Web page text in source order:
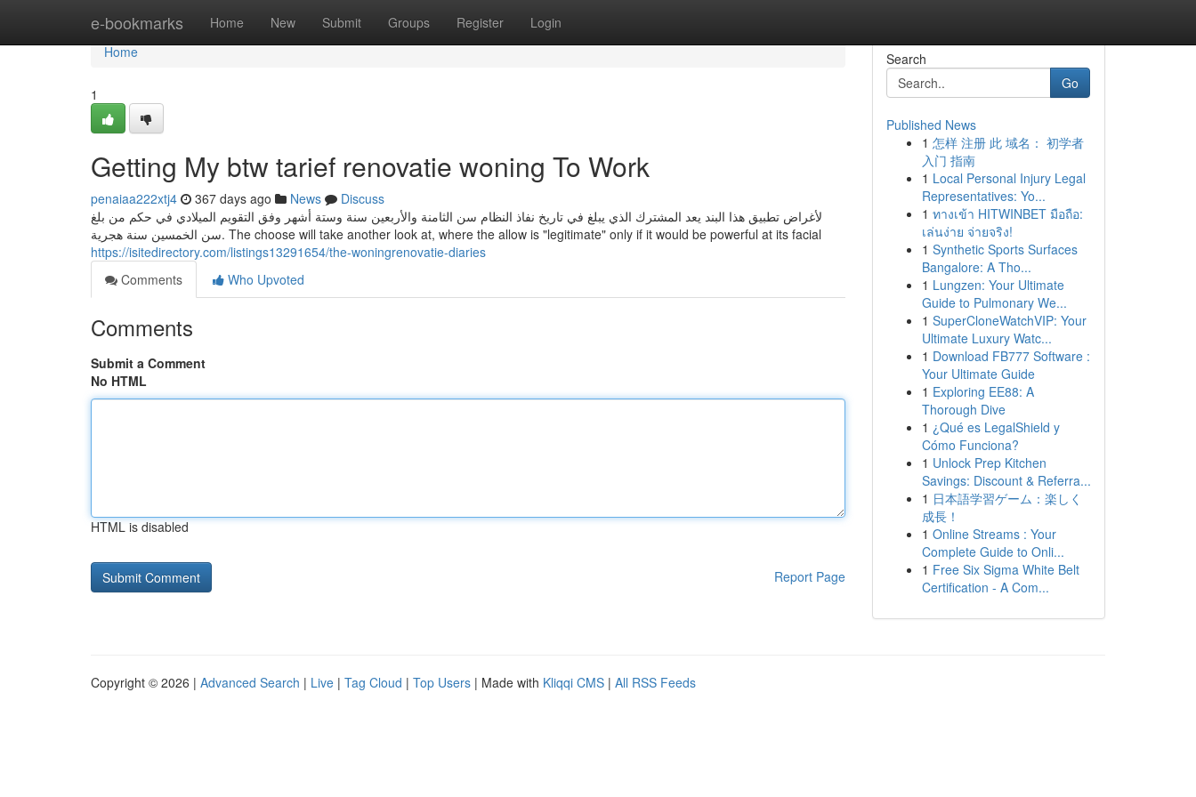
e-bookmarks Home New Submit Groups Register Login
Home
Home
1
Getting My btw tarief renovatie woning To Work
penaiaa222xtj4 367 days ago News
Discuss
لأغراض تطبيق هذا البند يعد المشترك الذي يبلغ في تاريخ نفاذ النظام سن الثامنة والأربعين سنة وستة أشهر وفق التقويم الميلادي في حكم من بلغ
سن الخمسين سنة هجرية. The choose will take another look at, where the allow is "legitimate" only if it would be powerful at its facial
https://isitedirectory.com/listings13291654/the-woningrenovatie-diaries
Comments
Who Upvoted
Comments
Submit a Comment
No HTML
HTML is disabled
Report Page
Search
Go
Published News
1 怎样 注册 此 域名： 初学者
入门 指南
1 Local Personal Injury Legal
Representatives: Yo...
1 ทางเข้า HITWINBET มือถือ:
เล่นง่าย จ่ายจริง!
1 Synthetic Sports Surfaces
Bangalore: A Tho...
1 Lungzen: Your Ultimate
Guide to Pulmonary We...
1 SuperCloneWatchVIP: Your
Ultimate Luxury Watc...
1 Download FB777 Software :
Your Ultimate Guide
1 Exploring EE88: A
Thorough Dive
1 ¿Qué es LegalShield y
Cómo Funciona?
1 Unlock Prep Kitchen
Savings: Discount & Referra...
1 日本語学習ゲーム：楽しく
成長！
1 Online Streams : Your
Complete Guide to Onli...
1 Free Six Sigma White Belt
Certification - A Com...
Copyright © 2026 | Advanced Search | Live | Tag Cloud | Top Users | Made with Kliqqi CMS | All RSS Feeds